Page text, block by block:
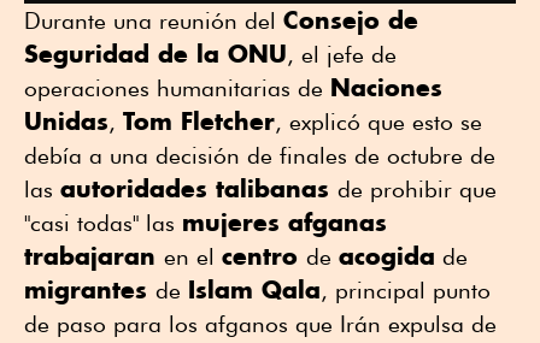
Durante una reunión del Consejo de
Seguridad de la ONU, el jefe de
operaciones humanitarias de Naciones
Unidas, Tom Fletcher, explicó que esto se
debía a una decisión de finales de octubre de
las autoridades talibanas de prohibir que
"casi todas" las mujeres afganas
trabajaran en el centro de acogida de
migrantes de Islam Qala, principal punto
de paso para los afganos que Irán expulsa de